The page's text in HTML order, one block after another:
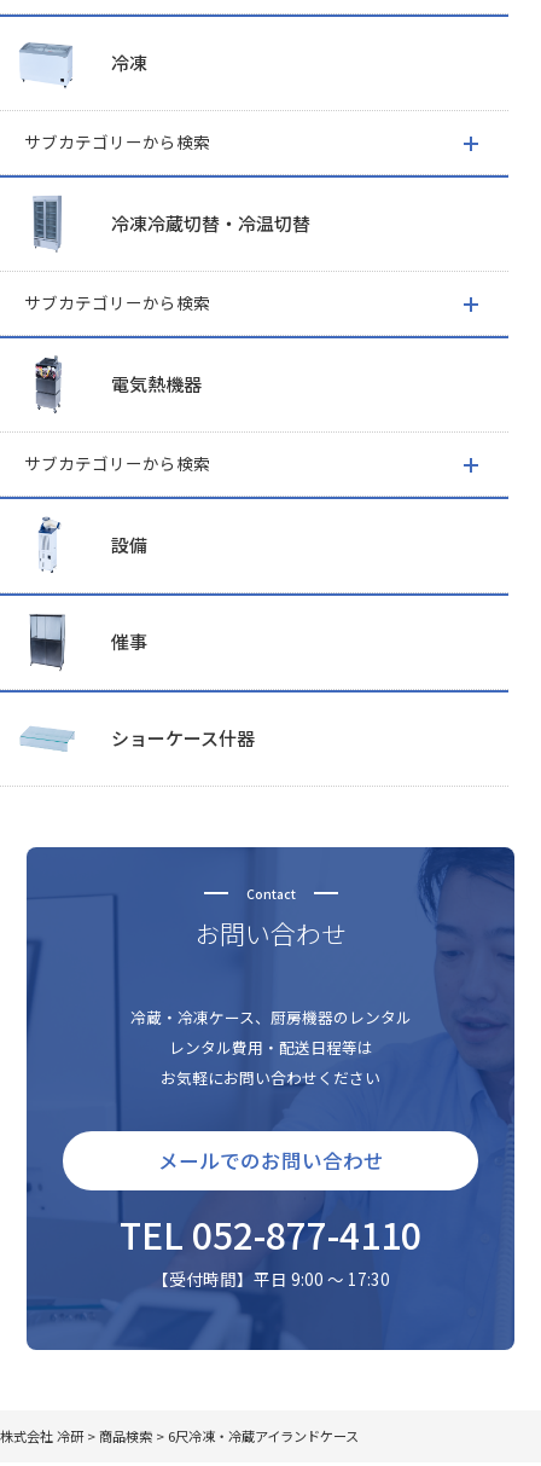
冷凍
サブカテゴリーから検索
冷凍冷蔵切替・冷温切替
サブカテゴリーから検索
電気熱機器
サブカテゴリーから検索
設備
催事
ショーケース什器
Contact
お問い合わせ
冷蔵・冷凍ケース、厨房機器のレンタル
レンタル費用・配送日程等は
お気軽にお問い合わせください
メールでのお問い合わせ
TEL 052-877-4110
【受付時間】平日 9:00 〜 17:30
株式会社 冷研>商品検索 > 6尺冷凍・冷蔵アイランドケース